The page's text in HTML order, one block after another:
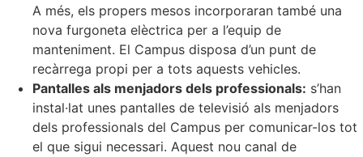
A més, els propers mesos incorporaran també una
nova furgoneta elèctrica per a l’equip de
manteniment. El Campus disposa d’un punt de
recàrrega propi per a tots aquests vehicles.
Pantalles als menjadors dels professionals: s’han
instal·lat unes pantalles de televisió als menjadors
dels professionals del Campus per comunicar-los tot
el que sigui necessari. Aquest nou canal de